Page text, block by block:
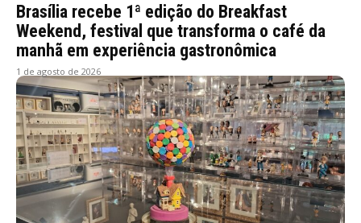
Brasília recebe 1ª edição do Breakfast
Weekend, festival que transforma o café da
manhã em experiência gastronômica
1 de agosto de 2026